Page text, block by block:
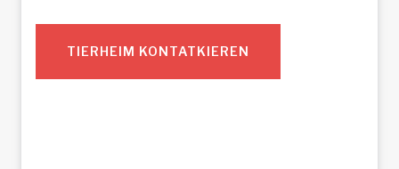
TIERHEIM KONTATKIEREN